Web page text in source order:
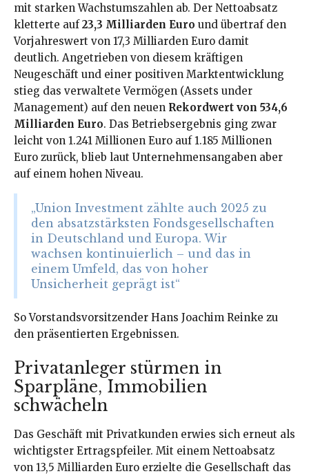
mit starken Wachstumszahlen ab. Der Nettoabsatz
kletterte auf23,3 Milliarden Euro und übertraf den
Vorjahreswert von 17,3 Milliarden Euro damit
deutlich. Angetrieben von diesem kräftigen
Neugeschäft und einer positiven Marktentwicklung
stieg das verwaltete Vermögen (Assets under
Management) auf den neuen Rekordwert von 534,6
Milliarden Euro. Das Betriebsergebnis ging zwar
leicht von 1.241 Millionen Euro auf 1.185 Millionen
Euro zurück, blieb laut Unternehmensangaben aber
auf einem hohen Niveau.
„Union Investment zählte auch 2025 zu
den absatzstärksten Fondsgesellschaften
in Deutschland und Europa. Wir
wachsen kontinuierlich – und das in
einem Umfeld, das von hoher
Unsicherheit geprägt ist“
So Vorstandsvorsitzender Hans Joachim Reinke zu
den präsentierten Ergebnissen.
Privatanleger stürmen in
Sparpläne, Immobilien
schwächeln
Das Geschäft mit Privatkunden erwies sich erneut als
wichtigster Ertragspfeiler. Mit einem Nettoabsatz
von 13,5 Milliarden Euro erzielte die Gesellschaft das